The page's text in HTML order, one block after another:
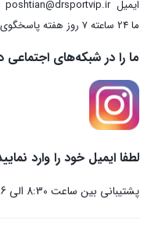
ایمیلposhtian@drsportvip.ir
ما 24 ساعته 7 روز هفته پاسخگوی شما هستیم.
ما را در شبکه‌های اجتماعی
لطفا ایمیل خود را وارد
پشتیبانی بین ساعت 8:30 الی 16